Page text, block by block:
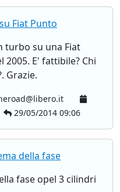
Fiat Punto
turbo su una Fiat
2005. E' fattibile? Chi
Grazie.
29/05/2014 09:06
della fase
fase opel 3 cilindri